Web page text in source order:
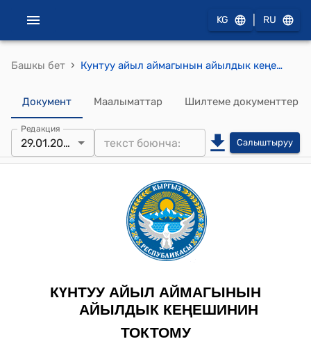
KG RU
Башкы бет › Кунтуу айыл аймагынын айылдык кеңешинин 2025-жылдын 29-январындагы № 2/19 "Күнтуу айыл өкмөтүнүн 2025-жылга карата социалдык-экономикалык өнүгүү планын бекитүү жөнүндө" токтому
Документ Маалыматтар Шилтеме документтер
Редакция
29.01.2025 Салыштыруу